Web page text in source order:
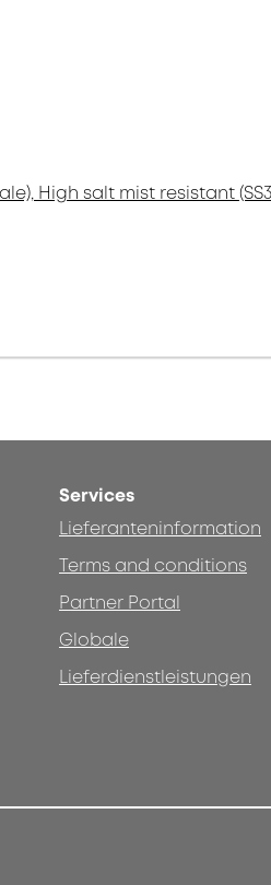
High salt mist resistant
Services
Lieferanteninformation
Terms and conditions
Partner Portal
Globale
Lieferdienstleistungen